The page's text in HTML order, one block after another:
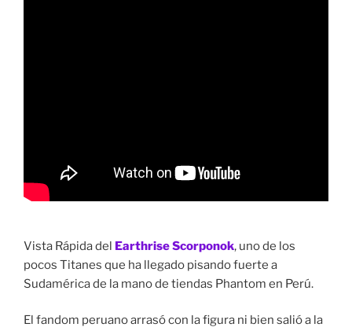
Vista Rápida del Earthrise Scorponok, uno de los
pocos Titanes que ha llegado pisando fuerte a
Sudamérica de la mano de tiendas Phantom en Perú.
El fandom peruano arrasó con la figura ni bien salió a la